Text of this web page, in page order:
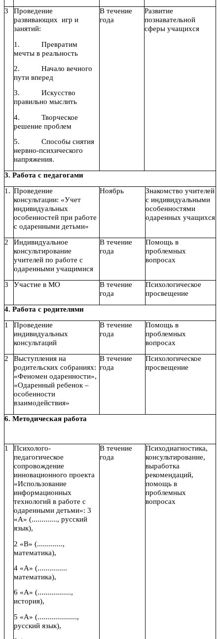
3
Проведение
развивающих игр и
занятий:
1. Превратим
мечты в реальность
2. Начало вечного
пути вперед
3. Искусство
правильно мыслить
4. Творческое
решение проблем
5. Способы снятия
нервно-психического
напряжения.
В течение
года
Развитие
познавательной
сферы учащихся
3. Работа с педагогами
1. Проведение
консультации: «Учет
индивидуальных
особенностей при работе
с одаренными детьми»
Ноябрь
Знакомство учителей
с индивидуальными
особенностями
одаренных учащихся
2
Индивидуальное
консультирование
учителей по работе с
одаренными учащимися
В течение
года
Помощь в
проблемных
вопросах
3 Участие в МО
В течение
года
Психологическое
просвещение
4. Работа с родителями
1
Проведение
индивидуальных
консультаций
В течение
года
Помощь в
проблемных
вопросах
2
Выступления на
родительских собраниях:
«Феномен одаренности»,
«Одаренный ребенок –
особенности
взаимодействия»
В течение
года
Психологическое
просвещение
6. Методическая работа
1
Психолого-
педагогическое
сопровождение
инновационного проекта
«Использование
информационных
технологий в работе с
одаренными детьми»: 3
«А» (............., русский
язык),
2 «В» (.............,
математика),
4 «А» (...............
математика),
6 «А» (.................,
история),
5 «А» (....................,
русский язык),
В течение
года
Психодиагностика,
консультирование,
выработка
рекомендаций,
помощь в
проблемных
вопросах